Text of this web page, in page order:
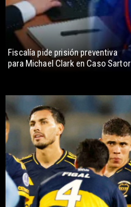
Fiscalía pide prisión preventiva
para Michael Clark en Caso Sartor